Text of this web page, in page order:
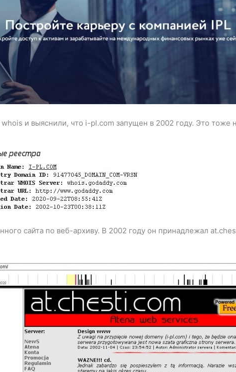
и выяснили, что i-pl.com запущен в 2002 году. Это тоже
сайта по веб-архиву. В 2002 году он принадлежал